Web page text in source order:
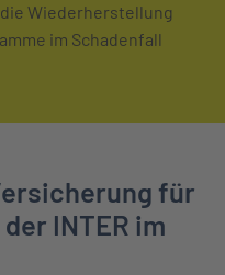
Wiederherstellung
im Schadenfall
für
INTER im